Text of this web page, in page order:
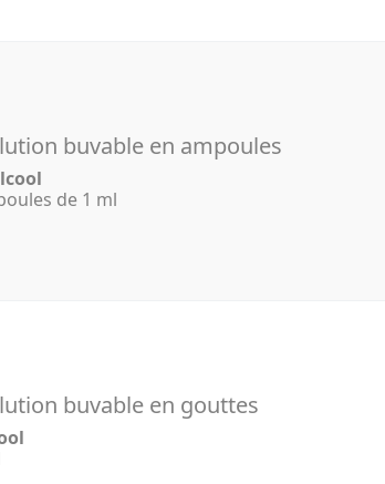
buvable en ampoules
de 1 ml
buvable en gouttes